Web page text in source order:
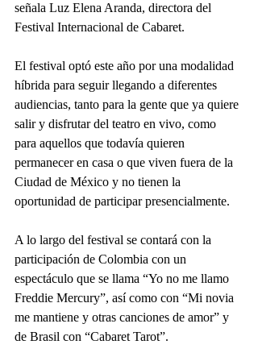
señala Luz Elena Aranda, directora del
Festival Internacional de Cabaret.
El festival optó este año por una modalidad
híbrida para seguir llegando a diferentes
audiencias, tanto para la gente que ya quiere
salir y disfrutar del teatro en vivo, como
para aquellos que todavía quieren
permanecer en casa o que viven fuera de la
Ciudad de México y no tienen la
oportunidad de participar presencialmente.
A lo largo del festival se contará con la
participación de Colombia con un
espectáculo que se llama “Yo no me llamo
Freddie Mercury”, así como con “Mi novia
me mantiene y otras canciones de amor” y
de Brasil con “Cabaret Tarot”.